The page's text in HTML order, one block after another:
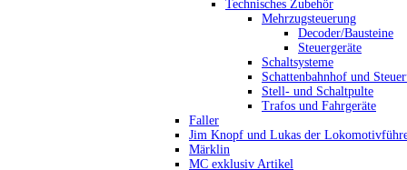
Technisches Zubehör
Mehrzugsteuerung
Decoder/Bausteine
Steuergeräte
Schaltsysteme
Schattenbahnhof und
Stell- und Schaltpulte
Trafos und Fahrgeräte
Faller
Jim Knopf und Lukas der
Märklin
MC exklusiv Artikel